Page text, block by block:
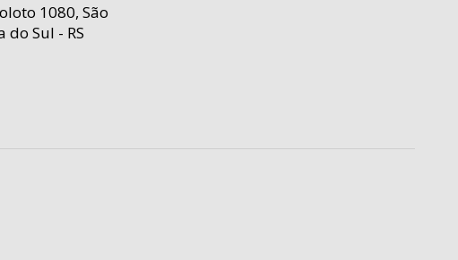
1080, São
do Sul - RS